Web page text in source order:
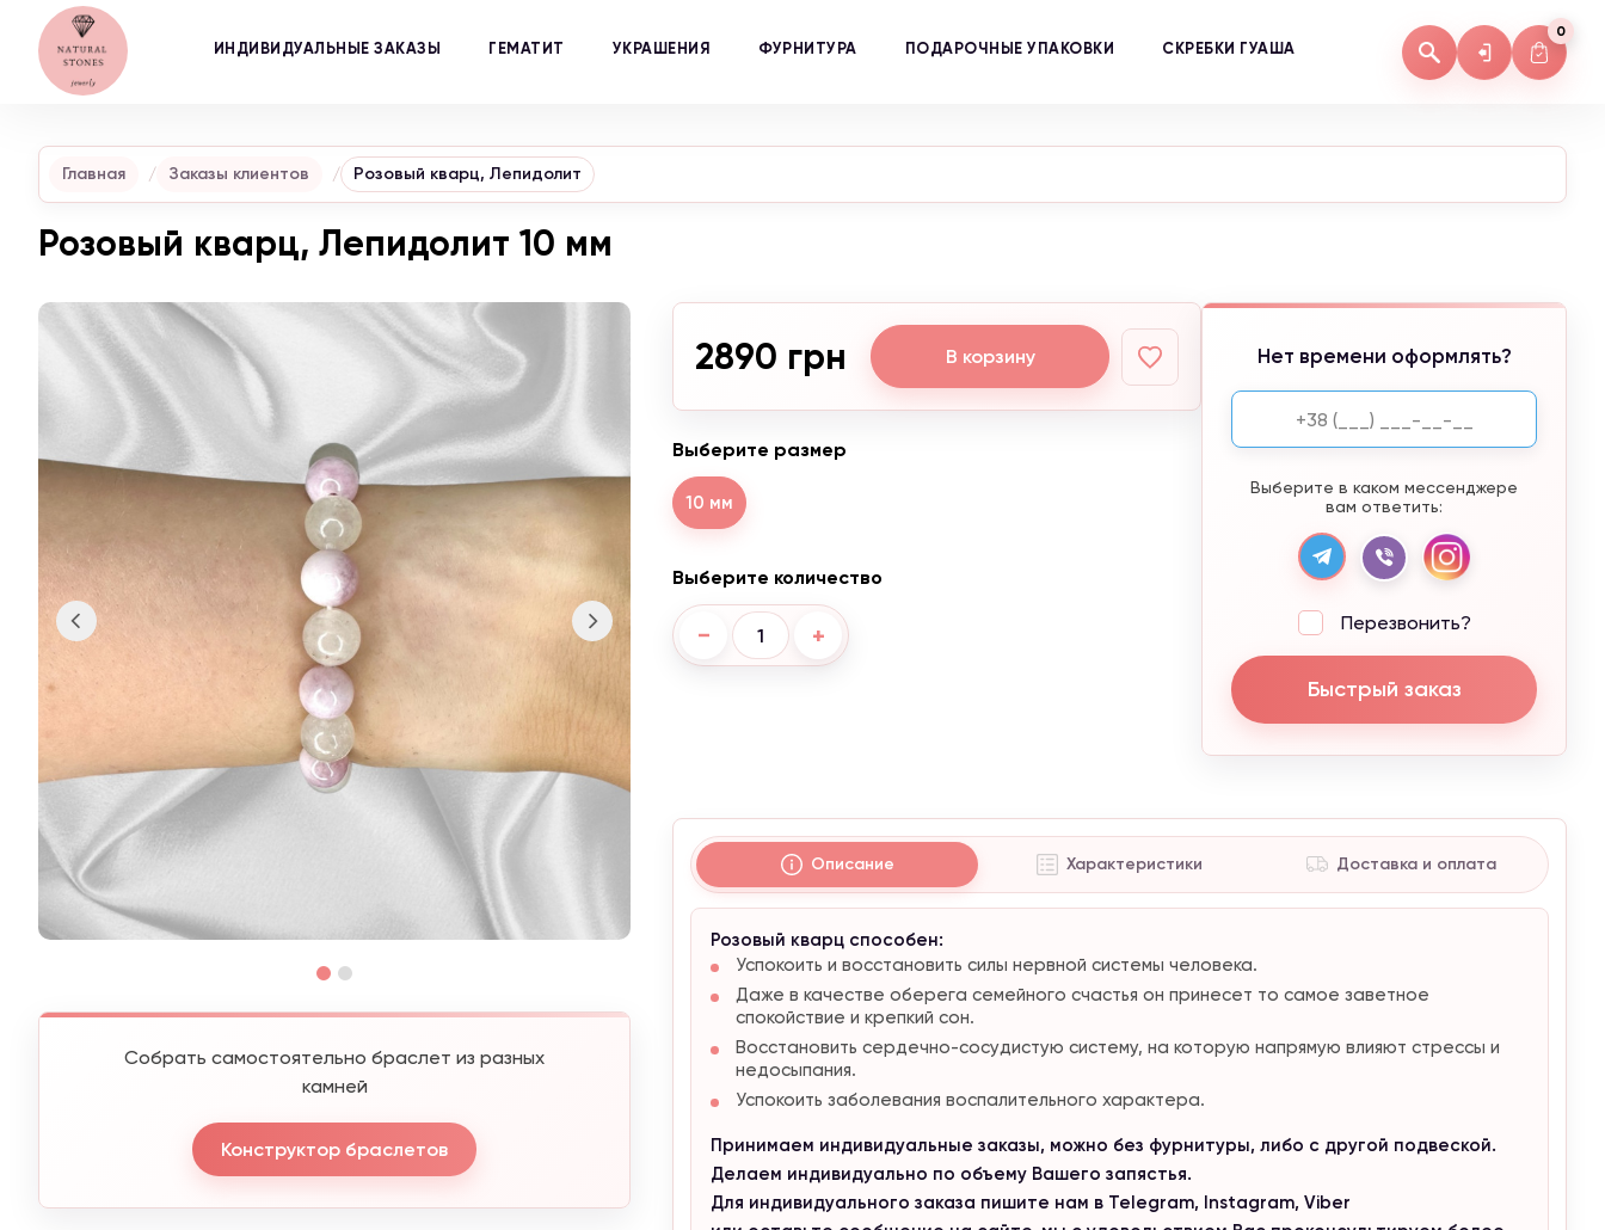
ИНДИВИДУАЛЬНЫЕ ЗАКАЗЫ ГЕМАТИТ УКРАШЕНИЯ ФУРНИТУРА ПОДАРОЧНЫЕ УПАКОВКИ СКРЕБКИ ГУАША
0
Главная Заказы клиентов Розовый кварц, Лепидолит
Розовый кварц, Лепидолит 10 мм
Собрать самостоятельно браслет из разных
камней
Конструктор браслетов
2890 грн В корзину
Выберите размер
10 мм
Выберите количество
− +
Нет времени оформлять?
Выберите в каком мессенджере
вам ответить:
Перезвонить?
Быстрый заказ
Описание Характеристики Доставка и оплата
Розовый кварц способен:
Успокоить и восстановить силы нервной системы человека.
Даже в качестве оберега семейного счастья он принесет то самое заветное
спокойствие и крепкий сон.
Восстановить сердечно-сосудистую систему, на которую напрямую влияют стрессы и
недосыпания.
Успокоить заболевания воспалительного характера.
Принимаем индивидуальные заказы, можно без фурнитуры, либо с другой подвеской.
Делаем индивидуально по объему Вашего запястья.
Для индивидуального заказа пишите нам в Telegram, Instagram, Viber